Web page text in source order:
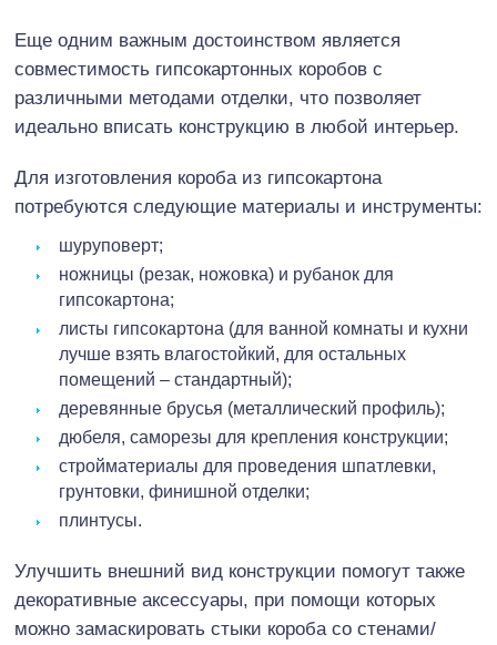
Еще одним важным достоинством является
совместимость гипсокартонных коробов с
различными методами отделки, что позволяет
идеально вписать конструкцию в любой интерьер.
Для изготовления короба из гипсокартона
потребуются следующие материалы и инструменты:
шуруповерт;
ножницы (резак, ножовка) и рубанок для
гипсокартона;
листы гипсокартона (для ванной комнаты и кухни
лучше взять влагостойкий, для остальных
помещений – стандартный);
деревянные брусья (металлический профиль);
дюбеля, саморезы для крепления конструкции;
стройматериалы для проведения шпатлевки,
грунтовки, финишной отделки;
плинтусы.
Улучшить внешний вид конструкции помогут также
декоративные аксессуары, при помощи которых
можно замаскировать стыки короба со стенами/